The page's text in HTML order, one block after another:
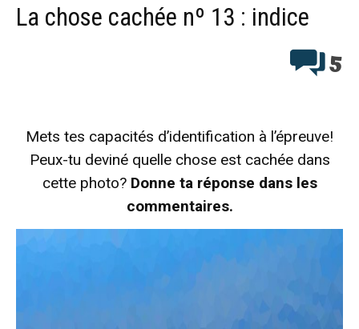
La chose cachée nº 13 : indice
5
Mets tes capacités d’identification à l’épreuve!
Peux-tu deviné quelle chose est cachée dans
cette photo? Donne ta réponse dans les
commentaires.